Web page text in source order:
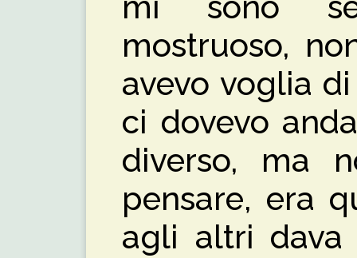
mostruoso,
avevo voglia
ci dovevo
diverso, ma
pensare, era
agli altri dava